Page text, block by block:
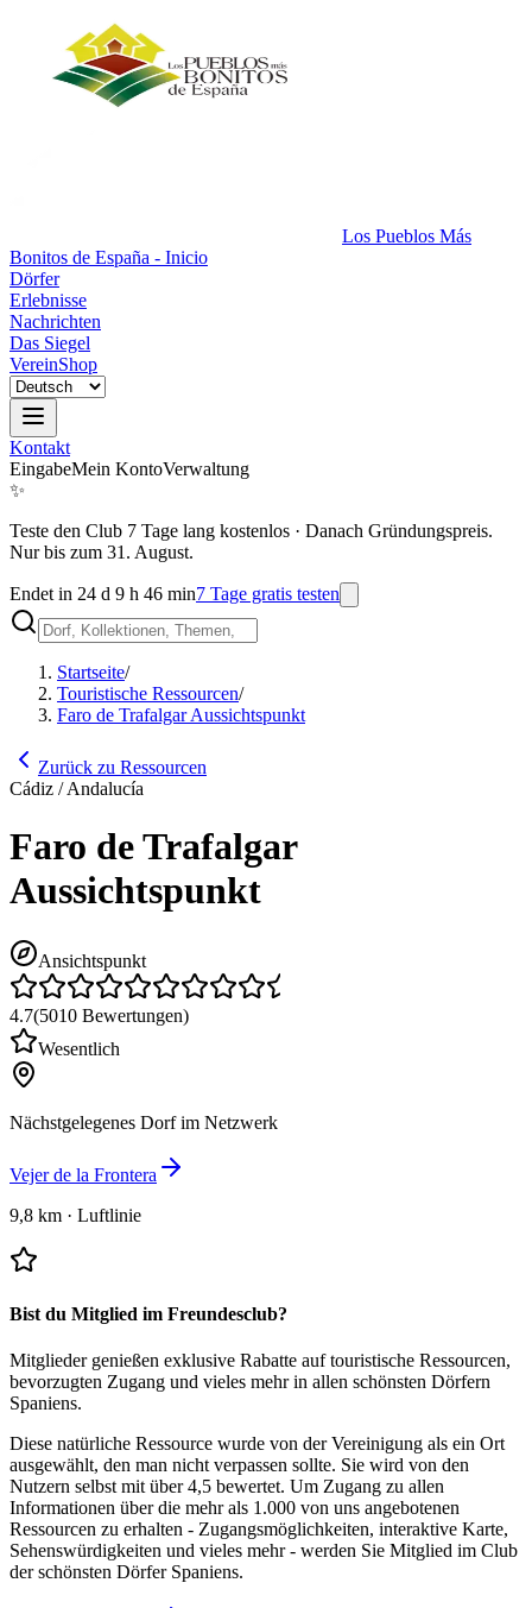
Los Pueblos Más
Bonitos de España - Inicio
Dörfer
Erlebnisse
Nachrichten
Das Siegel
VereinShop
Kontakt
EingabeMein KontoVerwaltung
✨
Teste den Club 7 Tage lang kostenlos · Danach Gründungspreis.
Nur bis zum 31. August.
Endet in 24 d 9 h 46 min7 Tage gratis testen
Startseite/
Touristische Ressourcen/
Faro de Trafalgar Aussichtspunkt
Zurück zu Ressourcen
Cádiz / Andalucía
Faro de Trafalgar
Aussichtspunkt
Ansichtspunkt
4.7(5010 Bewertungen)
Wesentlich
Nächstgelegenes Dorf im Netzwerk
Vejer de la Frontera
9,8 km · Luftlinie
Bist du Mitglied im Freundesclub?
Mitglieder genießen exklusive Rabatte auf touristische Ressourcen,
bevorzugten Zugang und vieles mehr in allen schönsten Dörfern
Spaniens.
Diese natürliche Ressource wurde von der Vereinigung als ein Ort
ausgewählt, den man nicht verpassen sollte. Sie wird von den
Nutzern selbst mit über 4,5 bewertet. Um Zugang zu allen
Informationen über die mehr als 1.000 von uns angebotenen
Ressourcen zu erhalten - Zugangsmöglichkeiten, interaktive Karte,
Sehenswürdigkeiten und vieles mehr - werden Sie Mitglied im Club
der schönsten Dörfer Spaniens.